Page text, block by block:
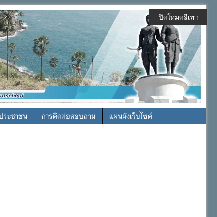
ระชาชน การติดต่อสอบถาม แผนผังเว็บไซต์
ปิดโหมดสีเทา